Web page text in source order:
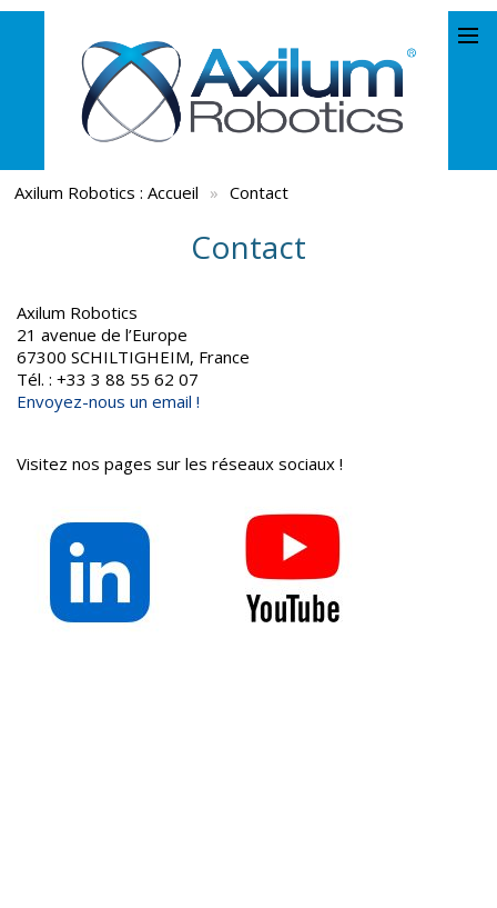
Axilum Robotics :Accueil » Contact
Contact
Axilum Robotics
21 avenue de l’Europe
67300 SCHILTIGHEIM, France
Tél. : +33 3 88 55 62 07
Envoyez-nous un email !
Visitez nos pages sur les réseaux sociaux !